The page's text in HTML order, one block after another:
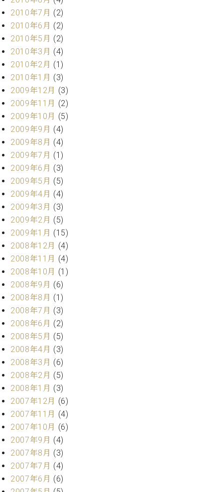
ログ Die
Musikgasse（音
楽の小道）
2010年7月 (2)
2010年6月 (2)
2010年5月 (2)
2010年3月 (4)
2010年2月 (1)
2010年1月 (3)
2009年12月 (3)
2009年11月 (2)
2009年10月 (5)
2009年9月 (4)
2009年8月 (4)
2009年7月 (1)
2009年6月 (3)
2009年5月 (5)
2009年4月 (4)
2009年3月 (3)
2009年2月 (5)
2009年1月 (15)
2008年12月 (4)
2008年11月 (4)
2008年10月 (1)
2008年9月 (6)
2008年8月 (1)
2008年7月 (3)
2008年6月 (2)
2008年5月 (5)
2008年4月 (3)
2008年3月 (6)
2008年2月 (5)
2008年1月 (3)
2007年12月 (6)
2007年11月 (4)
2007年10月 (6)
2007年9月 (4)
2007年8月 (3)
2007年7月 (4)
2007年6月 (6)